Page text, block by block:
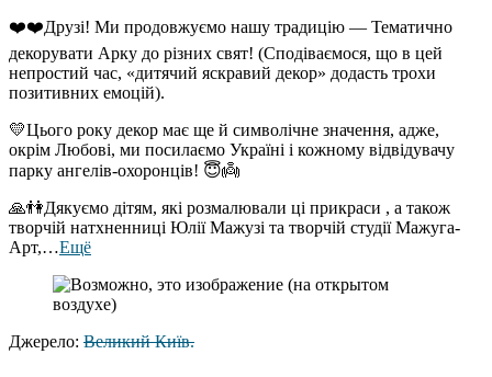
❤️❤️Друзі! Ми продовжуємо нашу традицію — Тематично
декорувати Арку до різних свят! (Сподіваємося, що в цей
непростий час, «дитячий яскравий декор» додасть трохи
позитивних емоцій).
💛Цього року декор має ще й символічне значення, адже,
окрім Любові, ми посилаємо Україні і кожному відвідувачу
парку ангелів-охоронців! 😇👼
🙏👫Дякуємо дітям, які розмалювали ці прикраси , а також
творчій натхненниці Юлії Мажузі та творчій студії Мажуга-
Арт,…Ещё
Джерело: Великий Київ.